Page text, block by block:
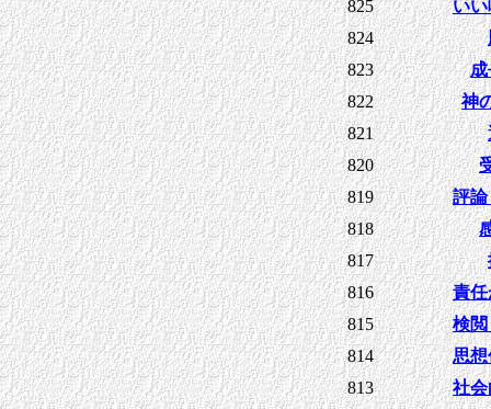
825
い
824
823
成
822
神
821
820
819
評
818
817
816
責
815
検
814
思
813
社